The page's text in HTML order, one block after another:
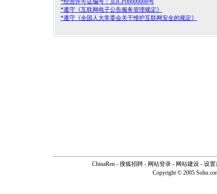
*经营许可证编号：京ICP00000008号
*遵守《互联网电子公告服务管理规定》
*遵守《全国人大常委会关于维护互联网安全的规定》
ChinaRen - 搜狐招聘 - 网站登录 - 网站建设 - 设置
Copyright © 2005